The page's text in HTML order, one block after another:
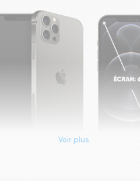
Voir plus